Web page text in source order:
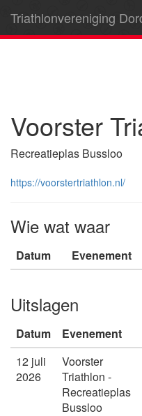
Triathlonvereniging
Voorster
Recreatieplas Bussloo
https://voorstertriathlon.nl/
Wie wat waar
Datum Evenement
Uitslagen
Datum Evenement
12 juli
2026
Voorster
Triathlon -
Recreatieplas
Bussloo